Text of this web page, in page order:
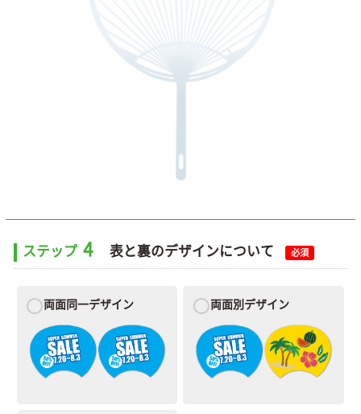
ステップ 4 表と裏のデザインについて 必須
両面同一デザイン 両面別デザイン